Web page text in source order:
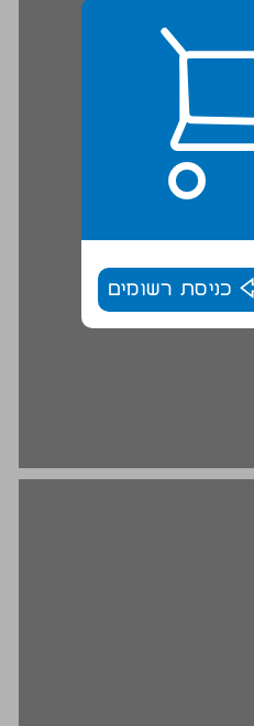
כניסת רשומים